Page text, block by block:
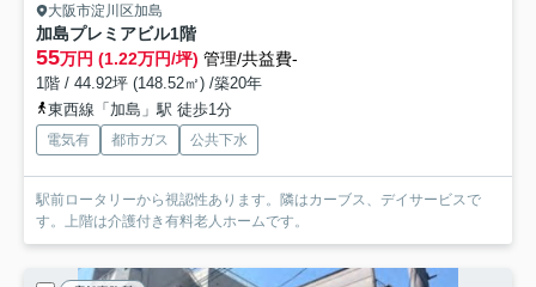
大阪市淀川区加島
加島プレミアビル1階
55万円 (1.22万円/坪) 管理/共益費-
1階 / 44.92坪 (148.52㎡) /築20年
東西線「加島」駅 徒歩1分
電気有 都市ガス 公共下水
駅前ロータリーから視認性あります。隣はカーブス、デイサービスで
す。上階は介護付き有料老人ホームです。